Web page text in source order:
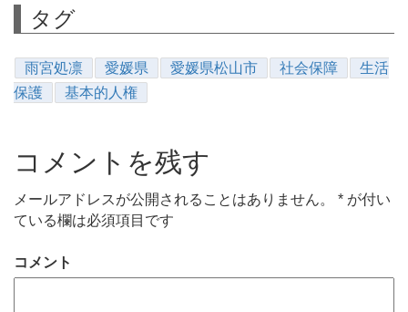
タグ
雨宮処凛 愛媛県 愛媛県松山市 社会保障
生活
保護
基本的人権
コメントを残す
メールアドレスが公開されることはありません。 * が付い
ている欄は必須項目です
コメント